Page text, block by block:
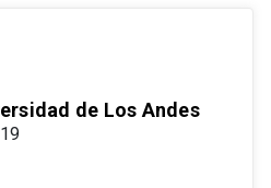
de Los Andes